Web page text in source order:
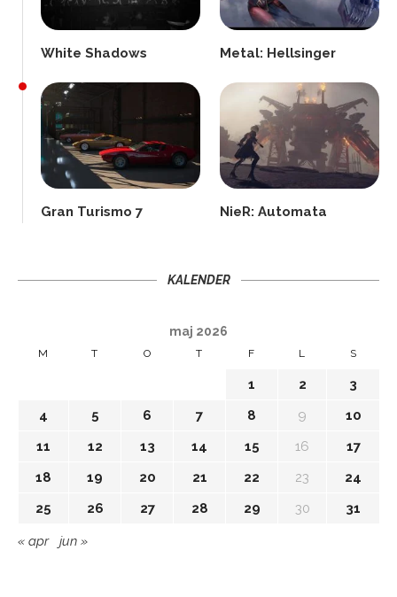
White Shadows Metal: Hellsinger
Gran Turismo 7 NieR: Automata
KALENDER
maj 2026
M T O T F L S
1 2
3
4
5 6 7 8 9
10
11
12 13 14 15 16
17
18
19 20 21 22 23
24
25
26 27 28 29 30 31
« apr jun »